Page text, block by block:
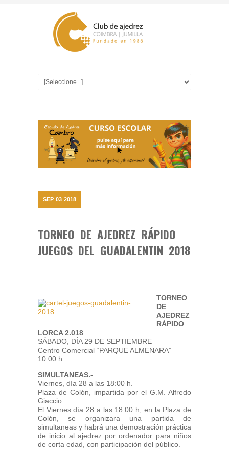
SEP 03 2018
TORNEO DE AJEDREZ RÁPIDO
JUEGOS DEL GUADALENTIN 2018
TORNEO
DE
AJEDREZ
RÁPIDO
LORCA 2.018
SÁBADO, DÍA 29 DE SEPTIEMBRE
Centro Comercial “PARQUE ALMENARA”
10:00 h.
SIMULTANEAS.-
Viernes, día 28 a las 18:00 h.
Plaza de Colón, impartida por el G.M. Alfredo
Giaccio.
El Viernes día 28 a las 18.00 h, en la Plaza de
Colón, se organizara una partida de
simultaneas y habrá una demostración práctica
de inicio al ajedrez por ordenador para niños
de corta edad, con participación del público.